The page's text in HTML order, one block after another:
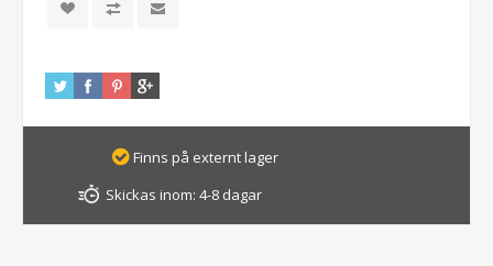
Finns på externt lager
Skickas inom: 4-8 dagar